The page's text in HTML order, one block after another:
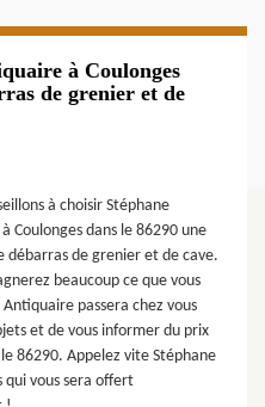
à Coulonges
de grenier et de
à choisir Stéphane
Coulonges dans le 86290 une
débarras de grenier et de cave.
beaucoup ce que vous
passera chez vous
et de vous informer du prix
86290. Appelez vite Stéphane
vous sera offert